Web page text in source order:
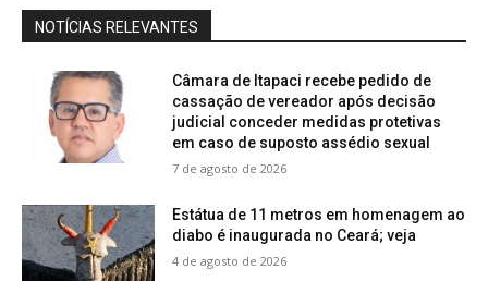
NOTÍCIAS RELEVANTES
Câmara de Itapaci recebe pedido de
cassação de vereador após decisão
judicial conceder medidas protetivas
em caso de suposto assédio sexual
7 de agosto de 2026
Estátua de 11 metros em homenagem ao
diabo é inaugurada no Ceará; veja
4 de agosto de 2026